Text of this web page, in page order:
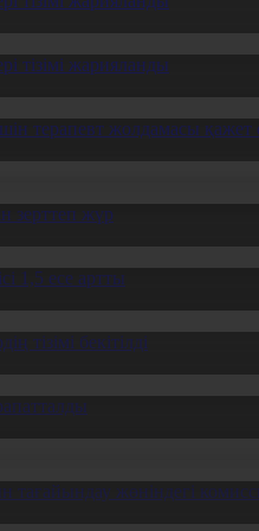
тізімі жарияланды
терапевт жолдамасы қажет
зерттеп жүр
1,5 есе артты
тізімі бекітілді
тағайындау жөніндегі